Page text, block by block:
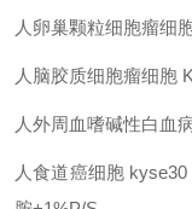
人卵巢颗粒细胞瘤细
人脑胶质细胞瘤细胞
人外周血嗜碱性白血
人食道癌细胞 kyse30